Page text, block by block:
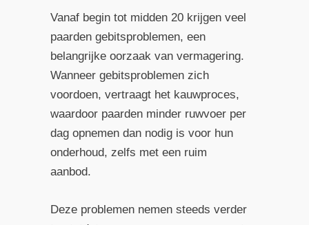
Vanaf begin tot midden 20 krijgen veel
paarden gebitsproblemen, een
belangrijke oorzaak van vermagering.
Wanneer gebitsproblemen zich
voordoen, vertraagt het kauwproces,
waardoor paarden minder ruwvoer per
dag opnemen dan nodig is voor hun
onderhoud, zelfs met een ruim
aanbod.
Deze problemen nemen steeds verder